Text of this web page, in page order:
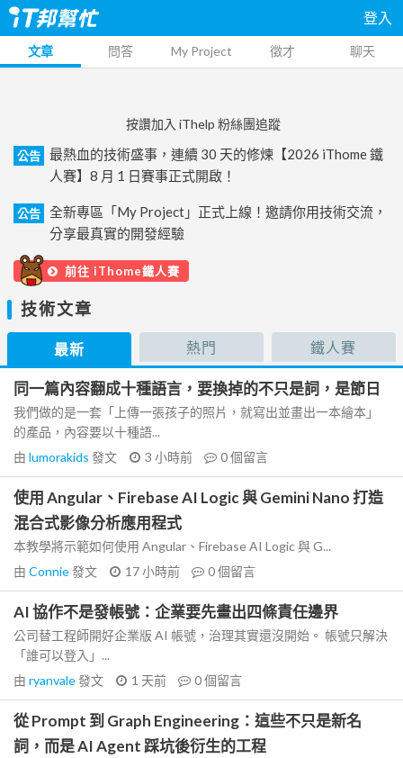
登入
文章 問答 My Project 徵才 聊天
按讚加入 iThelp 粉絲團追蹤
公告
最熱血的技術盛事，連續 30 天的修煉【2026 iThome 鐵
人賽】8 月 1 日賽事正式開啟！
公告
全新專區「My Project」正式上線！邀請你用技術交流，
分享最真實的開發經驗
前往 iThome鐵人賽
技術文章
最新 熱門 鐵人賽
同一篇內容翻成十種語言，要換掉的不只是詞，是節日
我們做的是一套「上傳一張孩子的照片，就寫出並畫出一本繪本」
的產品，內容要以十種語...
由 lumorakids 發文 3 小時前 0個留言
使用 Angular、Firebase AI Logic 與 Gemini Nano 打造
混合式影像分析應用程式
本教學將示範如何使用 Angular、Firebase AI Logic 與 G...
由 Connie發文 17 小時前 0個留言
AI 協作不是發帳號：企業要先畫出四條責任邊界
公司替工程師開好企業版 AI 帳號，治理其實還沒開始。 帳號只解決
「誰可以登入」...
由 ryanvale發文 1 天前 0個留言
從 Prompt 到 Graph Engineering：這些不只是新名
詞，而是 AI Agent 踩坑後衍生的工程